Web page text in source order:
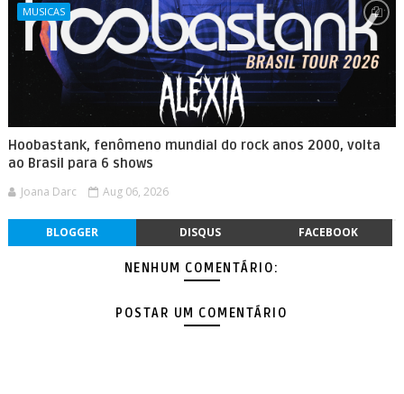
MUSICAS
Hoobastank, fenômeno mundial do rock anos 2000, volta
ao Brasil para 6 shows
Joana Darc Aug 06, 2026
BLOGGER DISQUS FACEBOOK
NENHUM COMENTÁRIO:
POSTAR UM COMENTÁRIO